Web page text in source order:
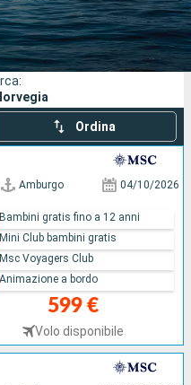
Compagnie
Ordina
Amburgo 04/10/2026
599 €
Volo disponibile
Bambini gratis fino a 12 anni
Mini Club bambini gratis
Msc Voyagers Club
Animazione a bordo